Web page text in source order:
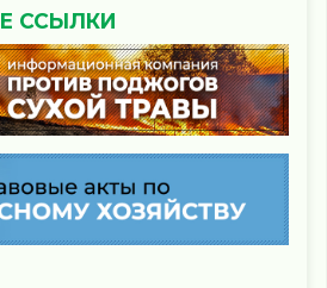
ССЫЛКИ